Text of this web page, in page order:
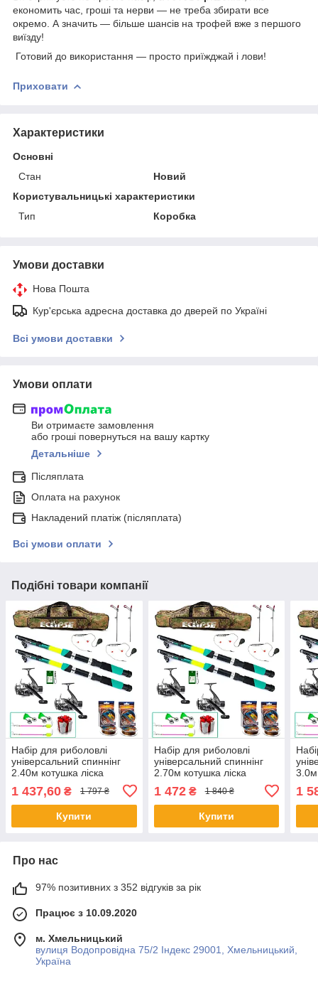
економить час, гроші та нерви — не треба збирати все
окремо. А значить — більше шансів на трофей вже з першого
виїзду!
Готовий до використання — просто приїжджай і лови!
Приховати
Характеристики
Основні
Стан
Новий
Користувальницькі характеристики
Тип
Коробка
Умови доставки
Нова Пошта
Кур'єрська адресна доставка до дверей по Україні
Всі умови доставки
Умови оплати
Ви отримаєте замовлення
або гроші повернуться на вашу картку
Детальніше
Післяплата
Оплата на рахунок
Накладений платіж (післяплата)
Всі умови оплати
Подібні товари компанії
Набір для риболовлі
універсальний спиннінг
2.40м котушка ліска
вудилища
1 437,60 ₴ 1 797 ₴
Купити
Набір для риболовлі
універсальний спиннінг
2.70м котушка ліска
вудилища
1 472₴ 1 840 ₴
Купити
3.0м
1
Про нас
97% позитивних з 352 відгуків за рік
Працює з 10.09.2020
м. Хмельницький
вулиця Водопровідна 75/2 Індекс 29001, Хмельницький,
Україна